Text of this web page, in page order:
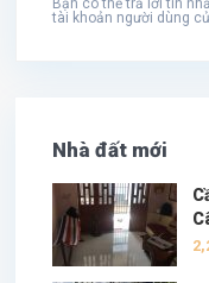
Bạn có thể trả lời tin
tài khoản người dùng
Nhà đất mới